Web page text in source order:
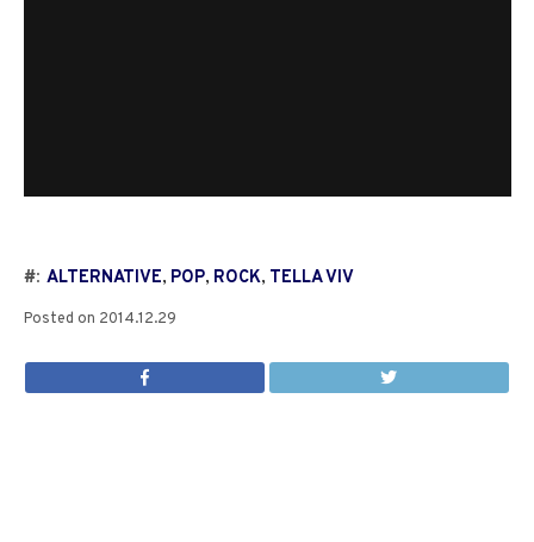
#: ALTERNATIVE, POP, ROCK, TELLA VIV
Posted on 2014.12.29